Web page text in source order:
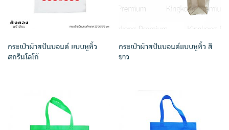
กระเป๋าผ้าสปันบอนด์ แบบหูหิ้ว
สกรีนโลโก้
กระเป๋าผ้าสปันบอนด์แบบหูหิ้ว สี
ขาว